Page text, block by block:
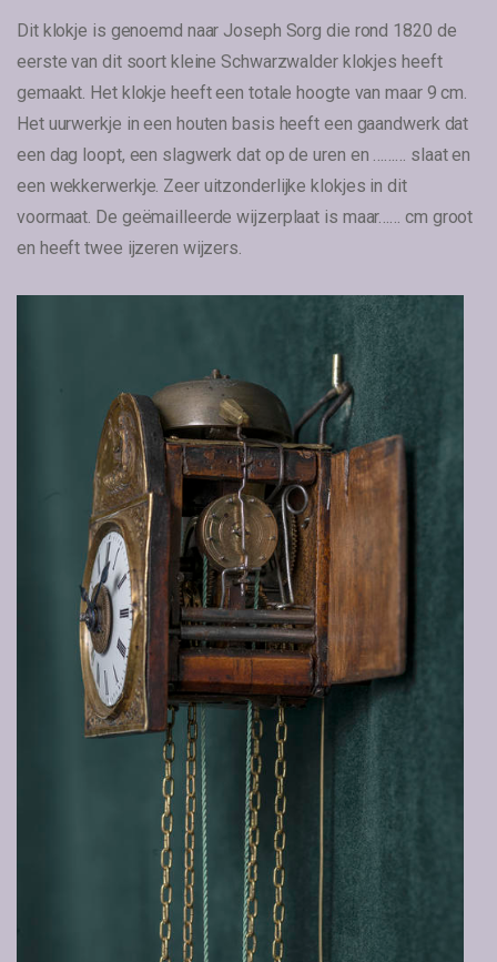
Dit klokje is genoemd naar Joseph Sorg die rond 1820 de
eerste van dit soort kleine Schwarzwalder klokjes heeft
gemaakt. Het klokje heeft een totale hoogte van maar 9 cm.
Het uurwerkje in een houten basis heeft een gaandwerk dat
een dag loopt, een slagwerk dat op de uren en ……… slaat en
een wekkerwerkje. Zeer uitzonderlijke klokjes in dit
voormaat. De geëmailleerde wijzerplaat is maar…… cm groot
en heeft twee ijzeren wijzers.